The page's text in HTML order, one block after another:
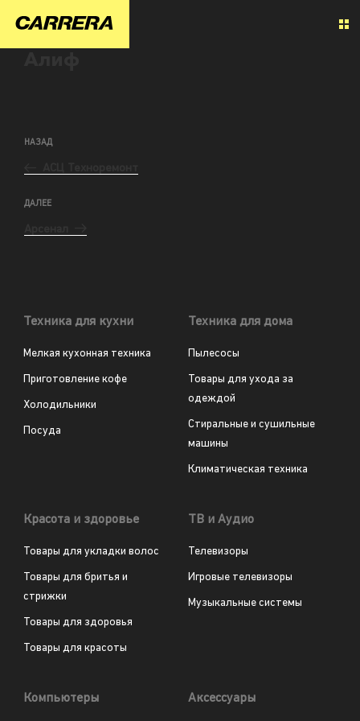
НАЗАД
ДАЛЕЕ
Техника для кухни
Мелкая кухонная техника
Приготовление кофе
Холодильники
Посуда
Техника для дома
Пылесосы
Товары для ухода за
одеждой
Стиральные и сушильные
машины
Климатическая техника
Красота и здоровье
Товары для укладки волос
Товары для бритья и
стрижки
Товары для здоровья
Товары для красоты
ТВ и Аудио
Телевизоры
Игровые телевизоры
Музыкальные системы
Компьютеры Аксессуары